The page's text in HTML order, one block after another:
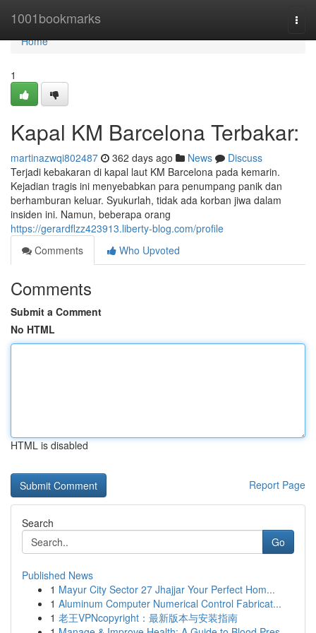
1001bookmarks
Home
Home
1
Kapal KM Barcelona Terbakar:
martinazwqi802487 362 days ago News
Discuss
Terjadi kebakaran di kapal laut KM Barcelona pada kemarin.
Kejadian tragis ini menyebabkan para penumpang panik dan
berhamburan keluar. Syukurlah, tidak ada korban jiwa dalam
insiden ini. Namun, beberapa orang
https://gerardflzz423913.liberty-blog.com/profile
Comments
Who Upvoted
Comments
Submit a Comment
No HTML
HTML is disabled
Report Page
Search
Go
Published News
1 Mayur City Sector 27 Jhajjar Your Perfect Hom...
1 Aluminum Computer Numerical Control Fabricat...
1 老王VPNcopyright：最新版本与安装指南